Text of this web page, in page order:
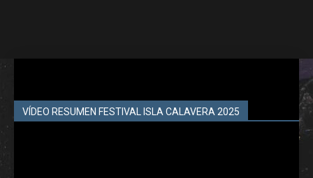
VÍDEO RESUMEN FESTIVAL ISLA CALAVERA 2025